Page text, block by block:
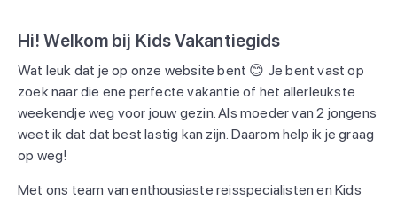
Hi! Welkom bij Kids Vakantiegids
Wat leuk dat je op onze website bent 😊 Je bent vast op
zoek naar die ene perfecte vakantie of het allerleukste
weekendje weg voor jouw gezin. Als moeder van 2 jongens
weet ik dat dat best lastig kan zijn. Daarom help ik je graag
op weg!
Met ons team van enthousiaste reisspecialisten en Kids